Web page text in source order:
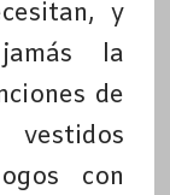
y
la
de
vestidos
con